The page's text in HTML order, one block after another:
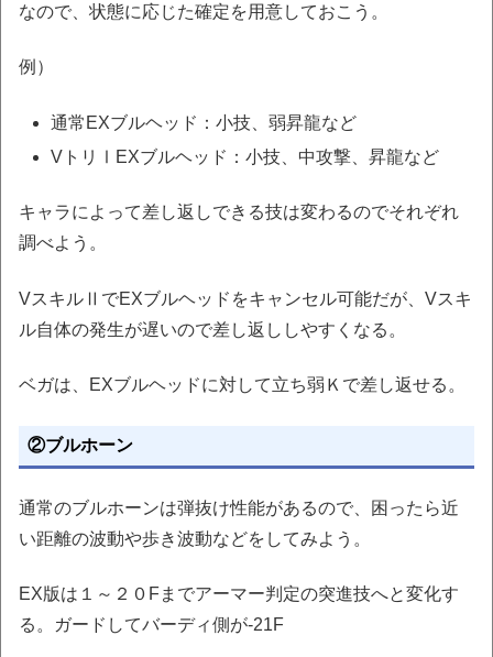
なので、状態に応じた確定を用意しておこう。
例）
通常EXブルヘッド：小技、弱昇龍など
VトリⅠEXブルヘッド：小技、中攻撃、昇龍など
キャラによって差し返しできる技は変わるのでそれぞれ
調べよう。
VスキルⅡでEXブルヘッドをキャンセル可能だが、Vスキ
ル自体の発生が遅いので差し返ししやすくなる。
ベガは、EXブルヘッドに対して立ち弱Ｋで差し返せる。
②ブルホーン
通常のブルホーンは弾抜け性能があるので、困ったら近
い距離の波動や歩き波動などをしてみよう。
EX版は１～２０Fまでアーマー判定の突進技へと変化す
る。ガードしてバーディ側が-21F